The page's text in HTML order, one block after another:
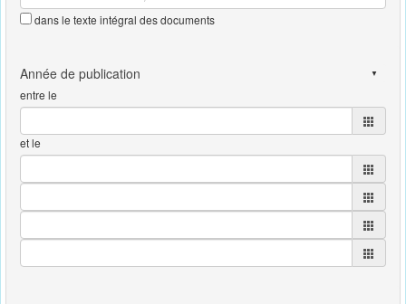
dans le texte intégral des documents
entre le
et le